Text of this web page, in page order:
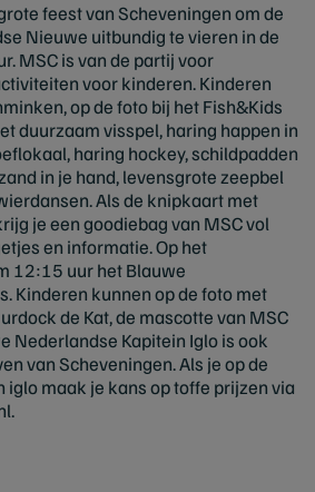
feest van Scheveningen om de
Nieuwe uitbundig te vieren in de
MSC is van de partij voor
voor kinderen. Kinderen
op de foto bij het Fish&Kids
duurzaam visspel, haring happen in
haring hockey, schildpadden
in je hand, levensgrote zeepbel
Als de knipkaart met
je een goodiebag van MSC vol
en informatie. Op het
12:15 uur het Blauwe
Kinderen kunnen op de foto met
de Kat, de mascotte van MSC
Nederlandse Kapitein Iglo is ook
van Scheveningen.Als je op de
iglo maak je kans op toffe prijzen via
.